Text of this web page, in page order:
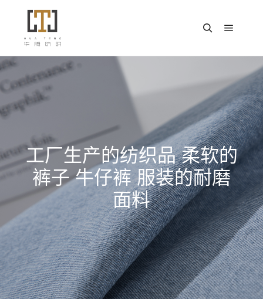
工厂生产的纺织品 柔软的
裤子 牛仔裤 服装的耐磨
面料